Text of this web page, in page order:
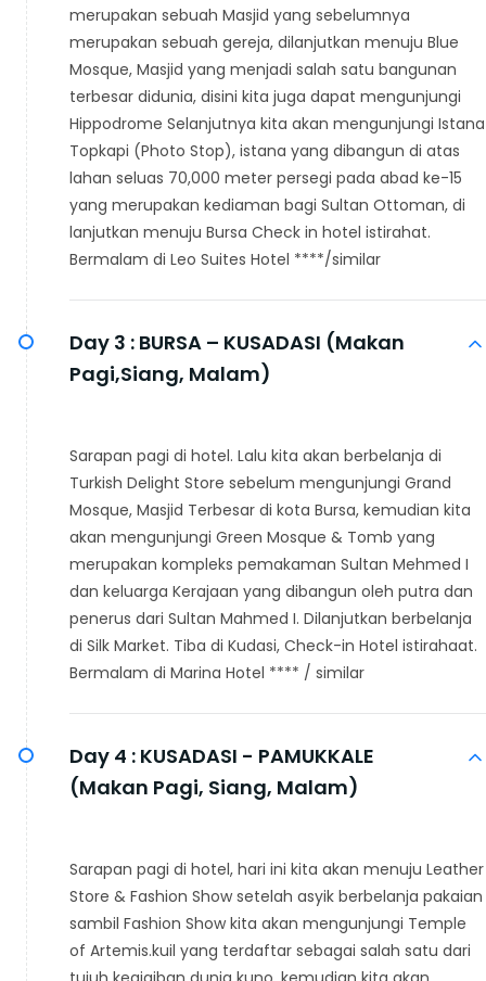
merupakan sebuah Masjid yang sebelumnya
merupakan sebuah gereja, dilanjutkan menuju Blue
Mosque, Masjid yang menjadi salah satu bangunan
terbesar didunia, disini kita juga dapat mengunjungi
Hippodrome Selanjutnya kita akan mengunjungi Istana
Topkapi (Photo Stop), istana yang dibangun di atas
lahan seluas 70,000 meter persegi pada abad ke-15
yang merupakan kediaman bagi Sultan Ottoman, di
lanjutkan menuju Bursa Check in hotel istirahat.
Bermalam di Leo Suites Hotel ****/similar
Day 3 : BURSA – KUSADASI (Makan
Pagi,Siang, Malam)
Sarapan pagi di hotel. Lalu kita akan berbelanja di
Turkish Delight Store sebelum mengunjungi Grand
Mosque, Masjid Terbesar di kota Bursa, kemudian kita
akan mengunjungi Green Mosque & Tomb yang
merupakan kompleks pemakaman Sultan Mehmed I
dan keluarga Kerajaan yang dibangun oleh putra dan
penerus dari Sultan Mahmed I. Dilanjutkan berbelanja
di Silk Market. Tiba di Kudasi, Check-in Hotel istirahaat.
Bermalam di Marina Hotel **** / similar
Day 4 : KUSADASI - PAMUKKALE
(Makan Pagi, Siang, Malam)
Sarapan pagi di hotel, hari ini kita akan menuju Leather
Store & Fashion Show setelah asyik berbelanja pakaian
sambil Fashion Show kita akan mengunjungi Temple
of Artemis.kuil yang terdaftar sebagai salah satu dari